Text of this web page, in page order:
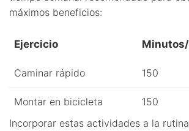
máximos beneficios:
Ejercicio
Caminar rápido 150
Montar en bicicleta
150
Incorporar estas actividades a la